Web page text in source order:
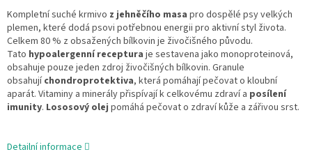
Kompletní suché krmivo z jehněčího masa pro dospělé psy velkých
plemen, které dodá psovi potřebnou energii pro aktivní styl života.
Celkem 80 % z obsažených bílkovin je živočišného původu.
Tato hypoalergenní receptura je sestavena jako monoproteinová,
obsahuje pouze jeden zdroj živočišných bílkovin. Granule
obsahují chondroprotektiva, která pomáhají pečovat o kloubní
aparát. Vitaminy a minerály přispívají k celkovému zdraví a posílení
imunity. Lososový olej pomáhá pečovat o zdraví kůže a zářivou srst.
Detailní informace